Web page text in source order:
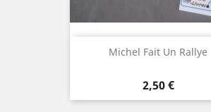
Michel Fait Un Rallye
Prix
2,50 €